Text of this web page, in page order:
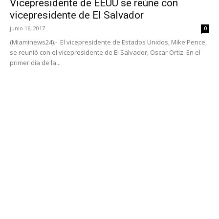
Vicepresidente de EEUU se reúne con
vicepresidente de El Salvador
junio 16, 2017 0
(Miaminews24).- El vicepresidente de Estados Unidos, Mike Pence,
se reunió con el vicepresidente de El Salvador, Oscar Ortiz. En el
primer día de la...